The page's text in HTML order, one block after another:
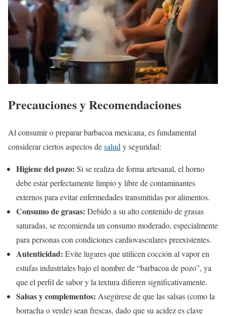
Precauciones y Recomendaciones
Al consumir o preparar barbacoa mexicana, es fundamental
considerar ciertos aspectos desalud y seguridad:
Higiene del pozo: Si se realiza de forma artesanal, el horno
debe estar perfectamente limpio y libre de contaminantes
externos para evitar enfermedades transmitidas por alimentos.
Consumo de grasas: Debido a su alto contenido de grasas
saturadas, se recomienda un consumo moderado, especialmente
para personas con condiciones cardiovasculares preexistentes.
Autenticidad: Evite lugares que utilicen cocción al vapor en
estufas industriales bajo el nombre de “barbacoa de pozo”, ya
que el perfil de sabor y la textura difieren significativamente.
Salsas y complementos: Asegúrese de que las salsas (como la
borracha o verde) sean frescas, dado que su acidez es clave